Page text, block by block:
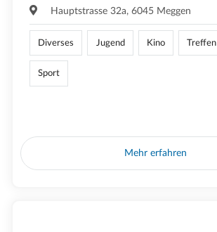
Hauptstrasse 32a, 6045 Meggen
Diverses Jugend Kino Treffen
Sport
Mehr erfahren